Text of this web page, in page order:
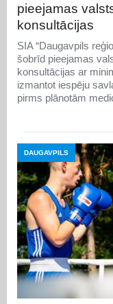
pieejamas
konsultācijas
SIA “Daugavpils
šobrīd pieejamas
konsultācijas ar
izmantot iespēju
pirms plānotām
DAUGAVPILS